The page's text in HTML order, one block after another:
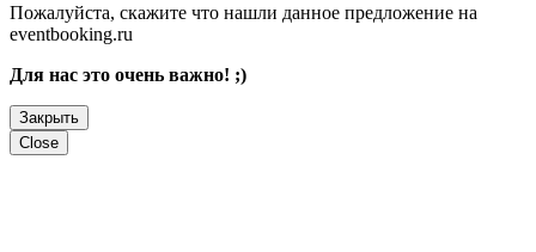
Пожалуйста, скажите что нашли данное предложение на
eventbooking.ru
Для нас это очень важно! ;)
Закрыть
Close